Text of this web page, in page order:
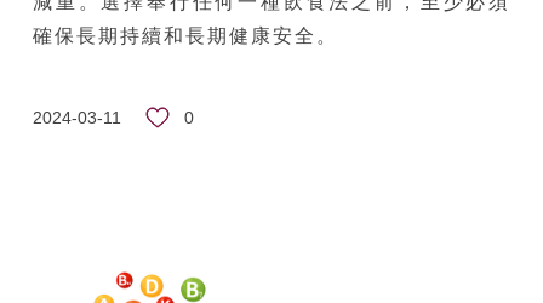
確保長期持續和長期健康安全。
2024-03-11 0